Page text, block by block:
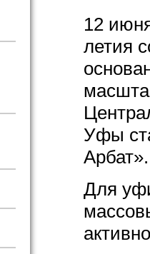
12
летия
Уфы
Арбат».
Для